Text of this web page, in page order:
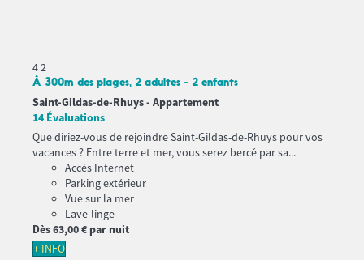
42
À 300m des plages, 2 adultes - 2 enfants
Saint-Gildas-de-Rhuys - Appartement
14 Évaluations
Que diriez-vous de rejoindre Saint-Gildas-de-Rhuys pour vos
vacances ? Entre terre et mer, vous serez bercé par sa...
Accès Internet
Parking extérieur
Vue sur la mer
Lave-linge
Dès63,00 € par nuit
+ INFO